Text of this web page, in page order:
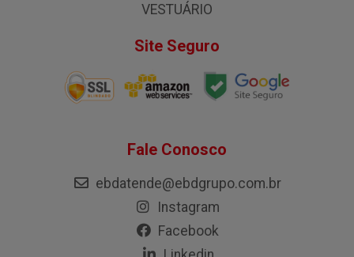
VESTUÁRIO
Site Seguro
Fale Conosco
ebdatende@ebdgrupo.com.br
Instagram
Facebook